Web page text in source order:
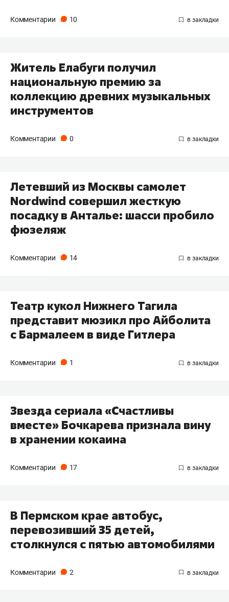
Комментарии 10
Житель Елабуги получил
национальную премию за
коллекцию древних музыкальных
инструментов
Комментарии 0
Летевший из Москвы самолет
Nordwind совершил жесткую
посадку в Анталье: шасси пробило
фюзеляж
Комментарии 14
Театр кукол Нижнего Тагила
представит мюзикл про Айболита
с Бармалеем в виде Гитлера
Комментарии 1
Звезда сериала «Счастливы
вместе» Бочкарева признала вину
в хранении кокаина
Комментарии 17
В Пермском крае автобус,
перевозивший 35 детей,
столкнулся с пятью автомобилями
Комментарии 2